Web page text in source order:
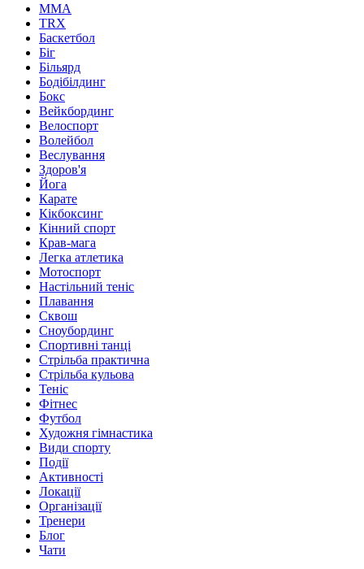
MMA
TRX
Баскетбол
Біг
Більярд
Бодібілдинг
Бокс
Вейкбординг
Велоспорт
Волейбол
Веслування
Здоров'я
Йога
Карате
Кікбоксинг
Кінний спорт
Крав-мага
Легка атлетика
Мотоспорт
Настільний теніс
Плавання
Сквош
Сноубординг
Спортивні танці
Стрільба практична
Стрільба кульова
Теніс
Фітнес
Футбол
Художня гімнастика
Види спорту
Події
Активності
Локації
Організації
Тренери
Блог
Чати